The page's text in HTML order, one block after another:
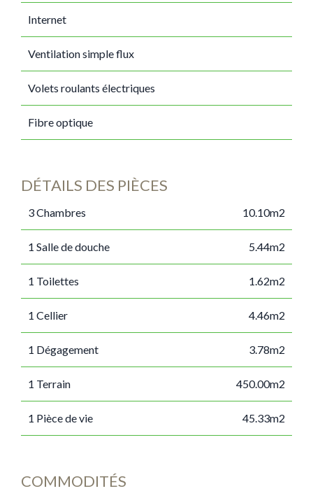
Internet
Ventilation simple flux
Volets roulants électriques
Fibre optique
DÉTAILS DES PIÈCES
3 Chambres 10.10m2
1 Salle de douche 5.44m2
1 Toilettes 1.62m2
1 Cellier 4.46m2
1 Dégagement 3.78m2
1 Terrain 450.00m2
1 Pièce de vie 45.33m2
COMMODITÉS